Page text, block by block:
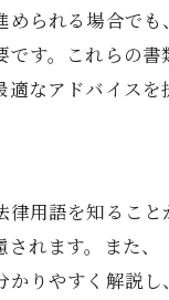
着型の弁護士で
地域密着型の弁護
地元で信頼される
地元弁護士のメリ
地域密着型弁護士
られる場合で
す。これらの
なアドバイスを
用語を知るこ
れます。また
りやすく解説